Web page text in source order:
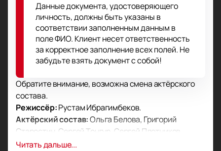
Данные документа, удостоверяющего
личность, должны быть указаны в
соответствии заполненным данным в
поле ФИО. Клиент несет ответственность
за корректное заполнение всех полей. Не
забудьте взять документ с собой!
Обратите внимание, возможна смена актёрского
состава.
Режиссёр:Рустам Ибрагимбеков.
Актёрский состав:Ольга Белова, Григорий
Старостин, Сергей Тонгур, Сергей Плотников,
Амаду Мамадаков, Константин Конушкин,
Читать дальше...